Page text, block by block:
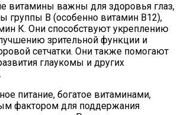
витамины важны для здоровья глаз,
группы В (особенно витамин B12),
К. Они способствуют укреплению
зрительной функции и
сетчатки. Они также помогают
глаукомы и других
питание, богатое витаминами,
фактором для поддержания